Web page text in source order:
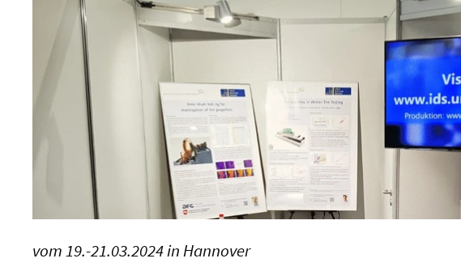
vom 19.-21.03.2024 in Hannover